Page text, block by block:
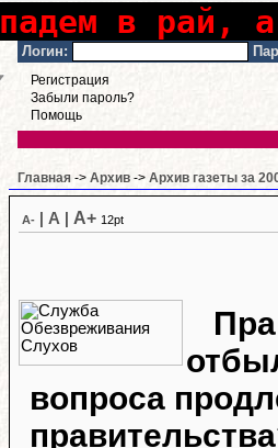
в рай,
Логин:
Регистрация
Забыли пароль?
Помощь
Главная -> Архив -> Архив газеты за
A- A A+ 12pt
вопроса